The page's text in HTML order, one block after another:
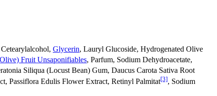
Cetearylalcohol, Glycerin, Lauryl Glucoside, Hydrogenated Olive
Fruit Unsaponifiables, Parfum, Sodium Dehydroacetate,
Siliqua (Locust Bean) Gum, Daucus Carota Sativa Root
Passiflora Edulis Flower Extract, Retinyl Palmitat[3], Sodium